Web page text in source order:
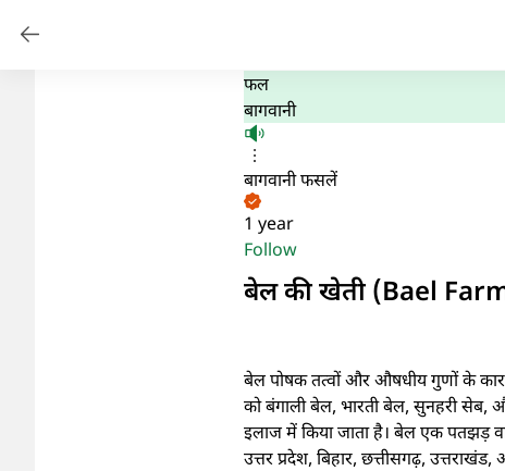
फल
बागवानी
बागवानी फसलें
1 year
Follow
बेल की खेती (Bael
बेल पोषक तत्वों और औषधीय गुणों के
को बंगाली बेल, भारती बेल, सुनहरी सेब,
इलाज में किया जाता है। बेल एक पतझड़
उत्तर प्रदेश, बिहार, छत्तीसगढ़, उत्तराखंड,